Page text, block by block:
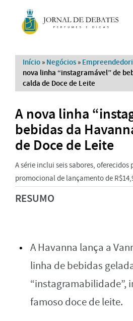
Início » Negócios »
nova linha “instagramável” de
calda de Doce de Leite
A nova linha
bebidas da
de Doce de Leite
A série inclui seis sabores, oferecidos
promocional de lançamento de
RESUMO
A Havanna lança a
linha de bebidas
“instagramabilidade”,
famoso doce de leite.